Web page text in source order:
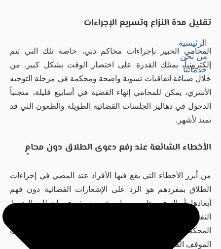
الرئيسية
من نحن
خدماتنا
تقليل مدة النزاع وتسريع الإجراءات
المحامي الخبير بإجراءات محاكم دبي، خاصة تلك التي تتم
إلكترونياً، يمتلك القدرة على اختصار الوقت بشكل كبير. من
خلال صياغة اتفاقيات تسوية واضحة ومحكمة في مرحلة التوجيه
الأسري، يمكن للمحامي إنهاء القضية في أسابيع قليلة، متجنباً
الدخول في دهاليز الجلسات القضائية الطويلة والطعون التي قد
تمتد لأشهر.
الأخطاء الشائعة عند رفع دعوى الطلاق دون محامٍ
من أبرز الأخطاء التي يقع فيها الأفراد عند المضي في إجراءات
الطلاق بمفردهم هو الرد على الإشعارات القضائية دون فهم
أبعادها، أو التوقيع على تسويات غير منصفة في لحظات الضغط
النفسي. كما أن الفشل في تقديم الأدلة بالشكل الذي تتوقعه
المحكمة، مثل سجلات السفر أو رسائل التواصل، قد يضعف
الموقف القانوني ويؤدي لرفض مطالب عادلة.